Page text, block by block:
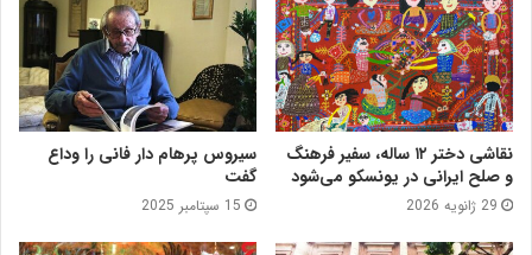
نقاشی دختر ۱۲ ساله، سفیر فرهنگ
و صلح ایرانی در یونسکو می‌شود
29 ژانویه 2026
سیروس پرهام دار فانی را وداع
گفت
15 سپتامبر 2025